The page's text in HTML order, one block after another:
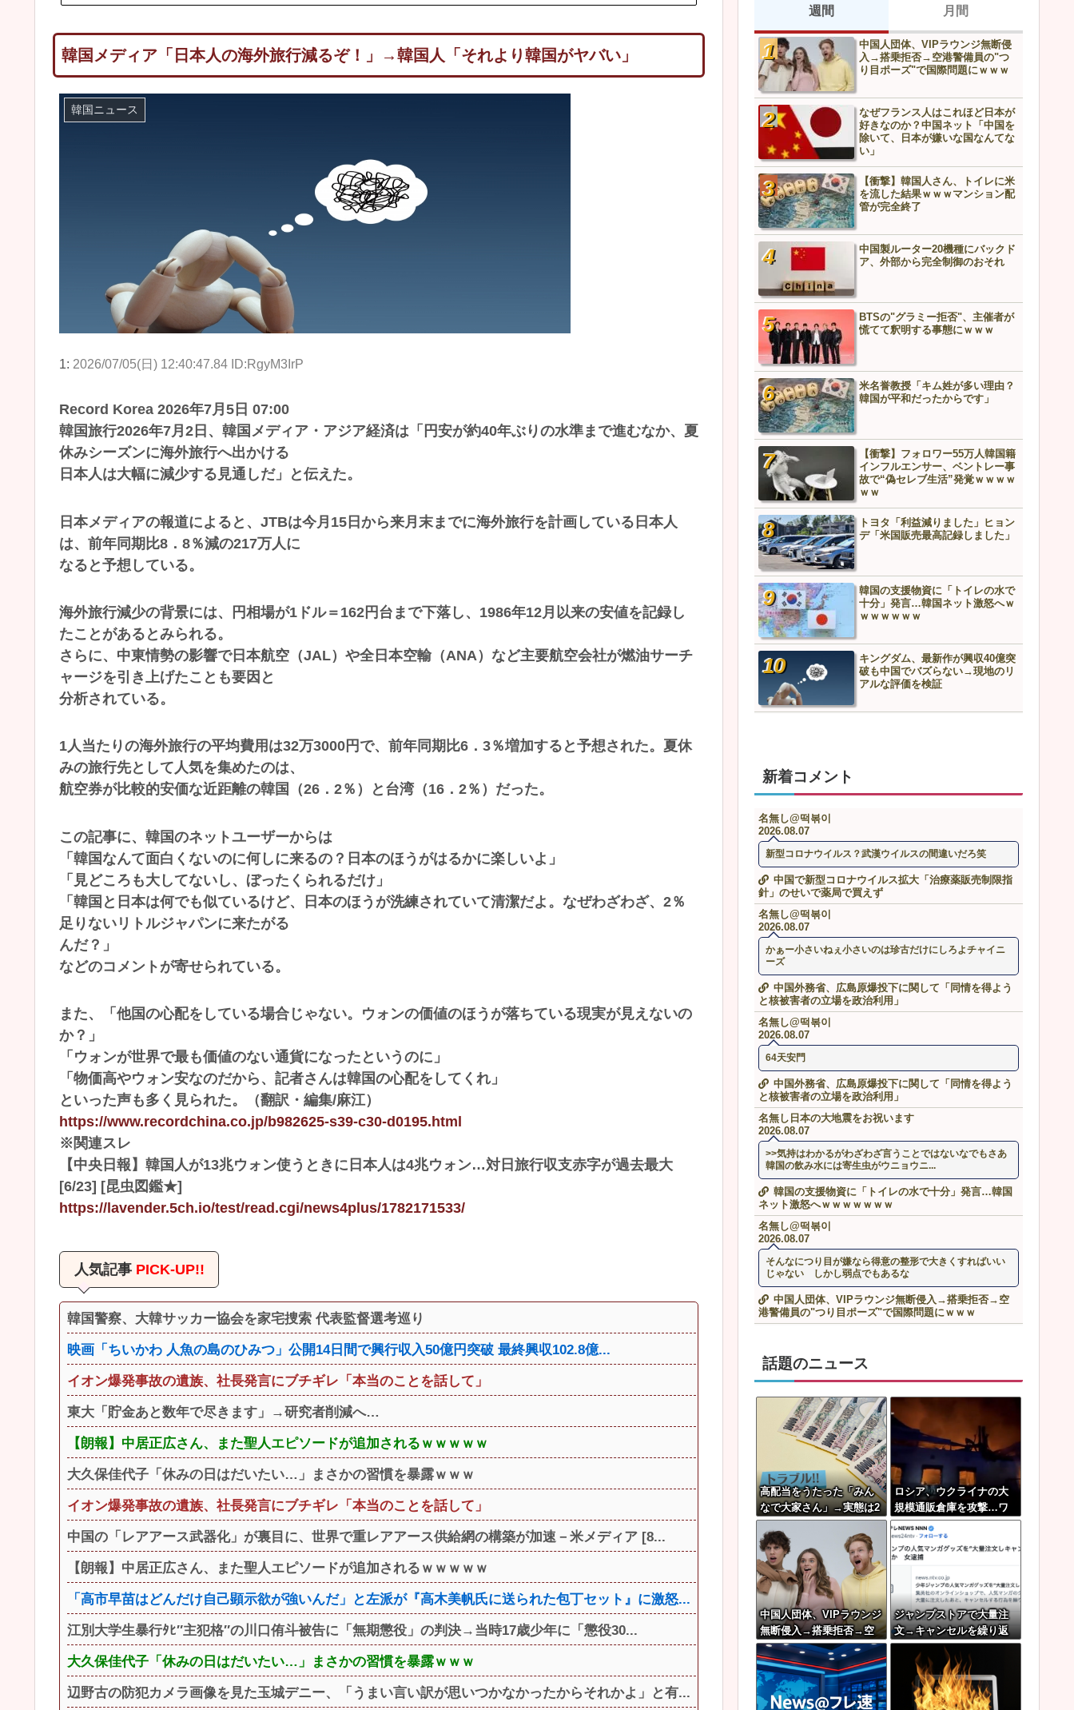
韓国メディア「日本人の海外旅行減るぞ！」→韓国人「それより韓国がヤバい」
韓国ニュース
1: 2026/07/05(日) 12:40:47.84 ID:RgyM3IrP
Record Korea 2026年7月5日 07:00
韓国旅行2026年7月2日、韓国メディア・アジア経済は「円安が約40年ぶりの水準まで進むなか、夏
休みシーズンに海外旅行へ出かける
日本人は大幅に減少する見通しだ」と伝えた。
日本メディアの報道によると、JTBは今月15日から来月末までに海外旅行を計画している日本人
は、前年同期比8．8％減の217万人に
なると予想している。
海外旅行減少の背景には、円相場が1ドル＝162円台まで下落し、1986年12月以来の安値を記録し
たことがあるとみられる。
さらに、中東情勢の影響で日本航空（JAL）や全日本空輸（ANA）など主要航空会社が燃油サーチ
ャージを引き上げたことも要因と
分析されている。
1人当たりの海外旅行の平均費用は32万3000円で、前年同期比6．3％増加すると予想された。夏休
みの旅行先として人気を集めたのは、
航空券が比較的安価な近距離の韓国（26．2％）と台湾（16．2％）だった。
この記事に、韓国のネットユーザーからは
「韓国なんて面白くないのに何しに来るの？日本のほうがはるかに楽しいよ」
「見どころも大してないし、ぼったくられるだけ」
「韓国と日本は何でも似ているけど、日本のほうが洗練されていて清潔だよ。なぜわざわざ、2％
足りないリトルジャパンに来たがる
んだ？」
などのコメントが寄せられている。
また、「他国の心配をしている場合じゃない。ウォンの価値のほうが落ちている現実が見えないの
か？」
「ウォンが世界で最も価値のない通貨になったというのに」
「物価高やウォン安なのだから、記者さんは韓国の心配をしてくれ」
といった声も多く見られた。（翻訳・編集/麻江）
https://www.recordchina.co.jp/b982625-s39-c30-d0195.html
※関連スレ
【中央日報】韓国人が13兆ウォン使うときに日本人は4兆ウォン…対日旅行収支赤字が過去最大
[6/23] [昆虫図鑑★]
https://lavender.5ch.io/test/read.cgi/news4plus/1782171533/
人気記事PICK-UP!!
韓国警察、大韓サッカー協会を家宅捜索 代表監督選考巡り
映画「ちいかわ 人魚の島のひみつ」公開14日間で興行収入50億円突破 最終興収102.8億...
イオン爆発事故の遺族、社長発言にブチギレ「本当のことを話して」
東大「貯金あと数年で尽きます」→研究者削減へ…
【朗報】中居正広さん、また聖人エピソードが追加されるｗｗｗｗｗ
大久保佳代子「休みの日はだいたい…」まさかの習慣を暴露ｗｗｗ
イオン爆発事故の遺族、社長発言にブチギレ「本当のことを話して」
中国の「レアアース武器化」が裏目に、世界で重レアアース供給網の構築が加速－米メディア [8...
【朗報】中居正広さん、また聖人エピソードが追加されるｗｗｗｗｗ
「高市早苗はどんだけ自己顕示欲が強いんだ」と左派が『高木美帆氏に送られた包丁セット』に激怒...
江別大学生暴行ﾀﾋ″主犯格″の川口侑斗被告に「無期懲役」の判決→当時17歳少年に「懲役30...
大久保佳代子「休みの日はだいたい…」まさかの習慣を暴露ｗｗｗ
辺野古の防犯カメラ画像を見た玉城デニー、「うまい言い訳が思いつかなかったからそれかよ」と有...
週間
中国人団体、VIPラウンジ無断侵
入→搭乗拒否→空港警備員の"つ
り目ポーズ"で国際問題にｗｗｗ
なぜフランス人はこれほど日本が
好きなのか？中国ネット「中国を
除いて、日本が嫌いな国なんてな
い」
【衝撃】韓国人さん、トイレに米
を流した結果ｗｗｗマンション配
管が完全終了
中国製ルーター20機種にバックド
ア、外部から完全制御のおそれ
BTSの"グラミー拒否"、主催者が
慌てて釈明する事態にｗｗｗ
米名誉教授「キム姓が多い理由？
韓国が平和だったからです」
【衝撃】フォロワー55万人韓国籍
インフルエンサー、ベントレー事
故で“偽セレブ生活”発覚ｗｗｗｗ
ｗｗ
トヨタ「利益減りました」ヒョン
デ「米国販売最高記録しました」
韓国の支援物資に「トイレの水で
十分」発言…韓国ネット激怒へｗ
ｗｗｗｗｗｗ
キングダム、最新作が興収40億突
破も中国でバズらない→現地のリ
アルな評価を検証
月間
スズメを1億羽駆除した中国
上最悪の結末へ…
中国人団体、VIPラウンジ無
入→搭乗拒否→空港警備員
り目ポーズ"で国際問題にｗ
なぜフランス人はこれほど
好きなのか？中国ネット「
【衝撃】韓国人さん、トイ
を流した結果ｗｗｗマンシ
中国外務省、フィリピンに
告「利用されるだけだ」→
中国製ルーター20機種にバ
ア、外部から完全制御のお
BTSの"グラミー拒否"、主
慌てて釈明する事態にｗｗｗ
【悲報】中国兵器、ガチ実
ッキが剥がれる…責任者の
【衝撃】「汚い」「マナー
K-POPグループ、日本ロケ
米名誉教授「キム姓が多い
韓国が平和だったからです」
新着コメント
名無し@떡볶이
2026.08.07
新型コロナウイルス？武漢ウイルスの間違いだろ笑
中国で新型コロナウイルス拡大「治療薬販売制限指
針」のせいで薬局で買えず
名無し@떡볶이
2026.08.07
かぁー小さいねぇ小さいのは珍古だけにしろよチャイニ
ーズ
中国外務省、広島原爆投下に関して「同情を得よう
と核被害者の立場を政治利用」
名無し@떡볶이
2026.08.07
64天安門
中国外務省、広島原爆投下に関して「同情を得よう
と核被害者の立場を政治利用」
名無し日本の大地震をお祝います
2026.08.07
>>気持はわかるがわざわざ言うことではないなでもさあ
韓国の飲み水には寄生虫がウニョウニ...
韓国の支援物資に「トイレの水で十分」発言…韓国
ネット激怒へｗｗｗｗｗｗｗ
名無し@떡볶이
2026.08.07
そんなにつり目が嫌なら得意の整形で大きくすればいい
じゃない しかし弱点でもあるな
中国人団体、VIPラウンジ無断侵入→搭乗拒否→空
港警備員の"つり目ポーズ"で国際問題にｗｗｗ
話題のニュース
高配当をうたった「みん
なで大家さん」→実態は2
881億円の債務超過
ロシア、ウクライナの大
規模通販倉庫を攻撃…ワ
イルドベリーズへの報
復！
中国人団体、VIPラウンジ
無断侵入→搭乗拒否→空
港警備員の”つり目ポー
ズ”で国際問題にｗｗｗ
ジャンプストアで大量注
文→キャンセルを繰り返
した女を逮捕 「注文で
欲求が満たされた」総額4
3億円